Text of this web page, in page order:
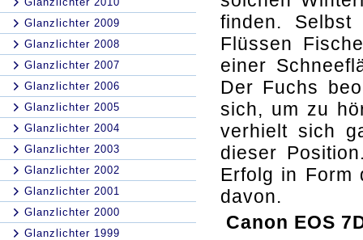
Glanzlichter 2009
Glanzlichter 2008
Glanzlichter 2007
Glanzlichter 2006
Glanzlichter 2005
Glanzlichter 2004
Glanzlichter 2003
Glanzlichter 2002
Glanzlichter 2001
Glanzlichter 2000
Glanzlichter 1999
finden.
Flüssen
einer
Der Fuchs
sich, um zu
verhielt sich
dieser
Erfolg in Form
davon.
Canon EOS